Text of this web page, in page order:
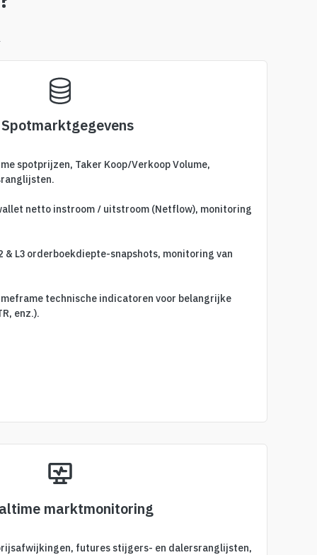
spotprijzen, Taker Koop/Verkoop Volume,
netto instroom / uitstroom (Netflow), monitoring
& L3 orderboekdiepte-snapshots, monitoring van
technische indicatoren voor belangrijke
enz.).
marktmonitoring
futures stijgers- en dalersranglijsten,